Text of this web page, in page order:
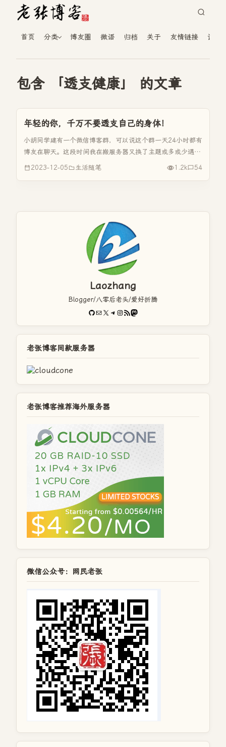
首页 分类 博友圈 微语 归档 关于 友情链接 读者
包含 「透支健康」 的文章
年轻的你，千万不要透支自己的身体！
小胡同学建有一个微信博客群，可以说这个群一天24小时都有
博友在聊天。这段时间我在搬服务器又换了主题或多或少遇到
一些小问题，早上五点在群里发个问题，都有人会帮你，那个
2023-12-05 生活随笔 1.2k 54
Laozhang
Blogger/八零后老头/爱好折腾
GitHub
电子邮件X Telegram
Instagram
RSS FeedMastodon
老张博客同款服务器
老张博客推荐海外服务器
微信公众号：网民老张